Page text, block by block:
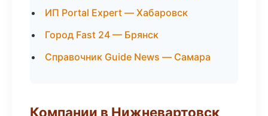
ИП Portal Expert — Хабаровск
Город Fast 24 — Брянск
Справочник Guide News — Самара
Компании в Нижневартовск